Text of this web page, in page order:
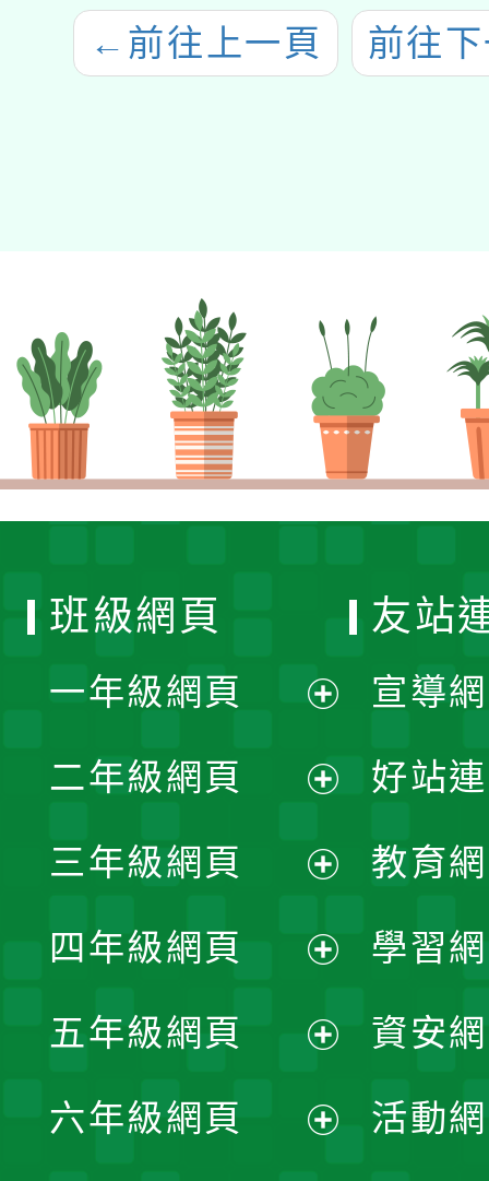
← 前往上一頁 前往
班級網頁
一年級網頁
開
選
單
二年級網頁
開
選
單
三年級網頁
開
選
單
四年級網頁
開
選
五年級網頁
開
六年級網頁
友站
宣導
好站
教育
學習
資安
活動